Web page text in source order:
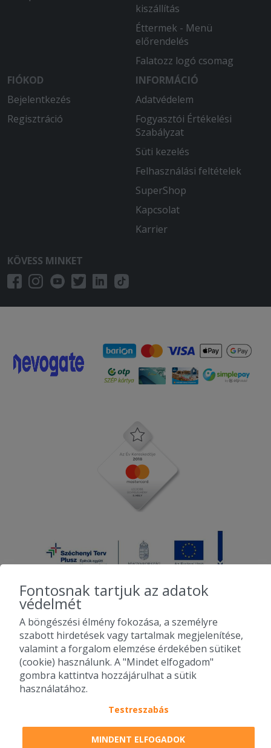
kiszállítás
Éttermek - Menü
előrendelés
Falatozz logó csomag
FIÓKOD
Bejelentkezés
Regisztráció
INFORMÁCIÓ
Adatvédelem
Fogyasztói Értékelési
Szabályzat
Süti kezelés
Felhasználási feltételek
SuperShop
Kapcsolat
Karrier
KÖVESS MINKET
2010-2026 Copyright - Falatozz.hu - Diston-line Kft.
Pizza, gyros, hamburger, menük kedvező áron, egy helyen az összes
étterem ajánlata.
Fontosnak tartjuk az adatok
védelmét
A böngészési élmény fokozása, a személyre
szabott hirdetések vagy tartalmak megjelenítése,
valamint a forgalom elemzése érdekében sütiket
(cookie) használunk. A "Mindet elfogadom"
gombra kattintva hozzájárulhat a sütik
használatához.
Testreszabás
MINDENT ELFOGADOK